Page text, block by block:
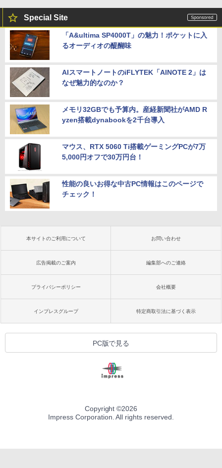
Special Site
「A&ultima SP4000T」の魅力！ポケットに入
るオーディオの醍醐味
AIスマートノートのiFLYTEK「AINOTE 2」は
なぜ魅力的なのか？
メモリ32GBでも予算内。産経新聞社がAMD R
yzen搭載dynabookを2千台導入
マウス、RTX 5060 Ti搭載ゲーミングPCが7万
5,000円オフで30万円台！
性能の良いお得な中古PC情報はこのページで
チェック！
本サイトのご利用について お問い合わせ
広告掲載のご案内 編集部へのご連絡
プライバシーポリシー 会社概要
インプレスグループ 特定商取引法に基づく表示
PC版で見る
Copyright ©2026
Impress Corporation. All rights reserved.